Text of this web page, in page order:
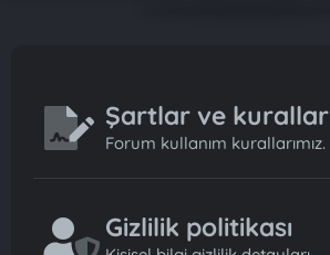
Şartlar ve kurallar
Forum kullanım kurallarımız.
Gizlilik politikası